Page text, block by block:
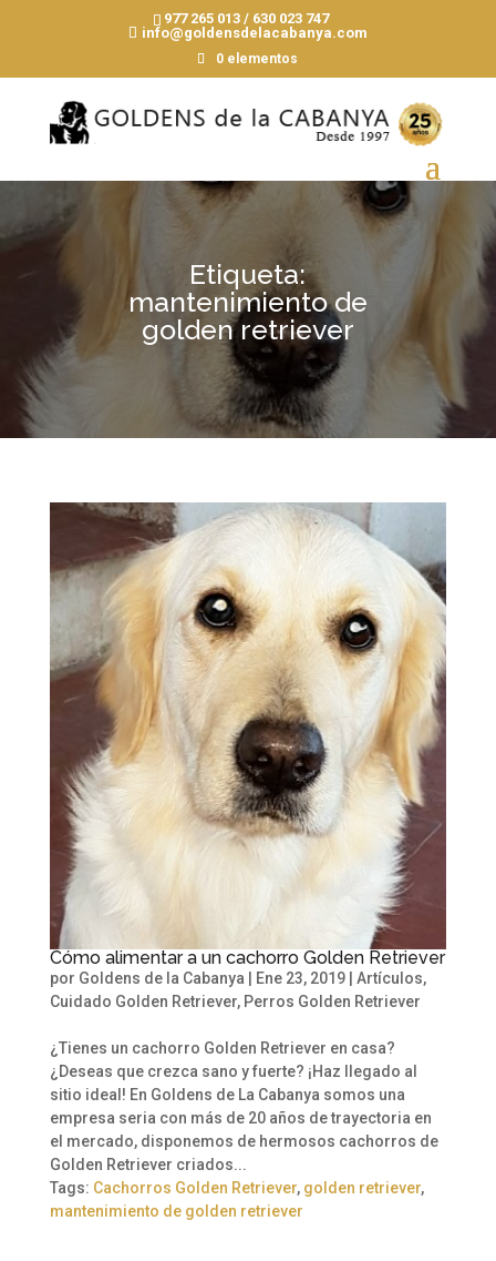
977 265 013 / 630 023 747
info@goldensdelacabanya.com
0 elementos
Etiqueta:
mantenimiento de
golden retriever
Cómo alimentar a un cachorro Golden Retriever
por Goldens de la Cabanya Ene 23, 2019| Artículos,
Cuidado Golden Retriever, Perros Golden Retriever
¿Tienes un cachorro Golden Retriever en casa?
¿Deseas que crezca sano y fuerte? ¡Haz llegado al
sitio ideal! En Goldens de La Cabanya somos una
empresa seria con más de 20 años de trayectoria en
el mercado, disponemos de hermosos cachorros de
Golden Retriever criados...
Tags: Cachorros Golden Retriever, golden retriever,
mantenimiento de golden retriever